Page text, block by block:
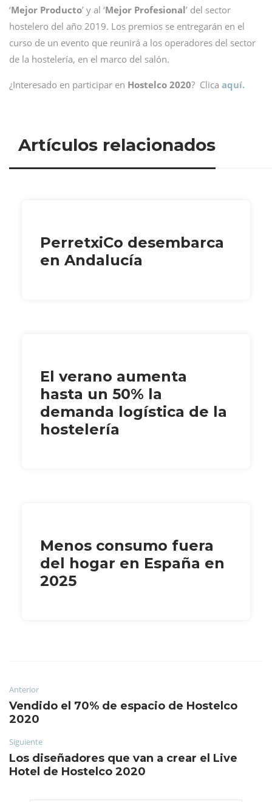
‘Mejor Producto’ y al ‘Mejor Profesional’ del sector
hostelero del año 2019. Los premios se entregarán en el
curso de un evento que reunirá a los operadores del sector
de la hostelería, en el marco del salón.
¿Interesado en participar en Hostelco 2020? Clica aquí.
Artículos relacionados
PerretxiCo desembarca
en Andalucía
El verano aumenta
hasta un 50% la
demanda logística de la
hostelería
Menos consumo fuera
del hogar en España en
2025
Anterior
Vendido el 70% de espacio de Hostelco
2020
Siguiente
Los diseñadores que van a crear el Live
Hotel de Hostelco 2020